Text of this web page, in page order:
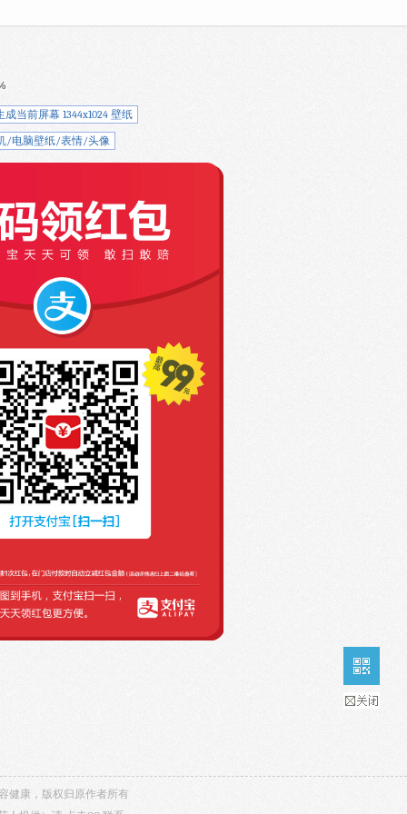
成当前屏幕 1344x1024 壁纸
/电脑壁纸/表情/头像
健康，版权归原作者所有